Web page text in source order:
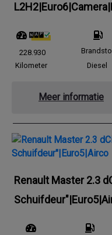
228.930
Kilometer
Diesel
Meer informatie
Renault Master 2.3